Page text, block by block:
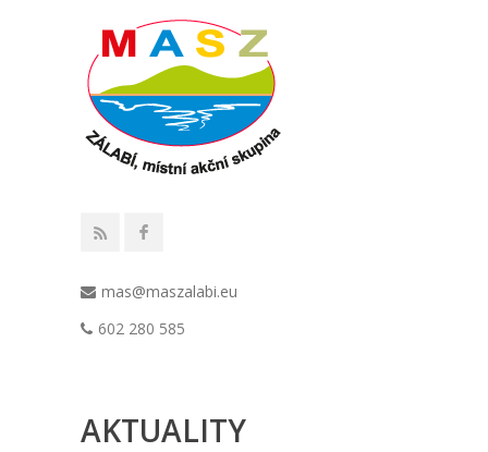
mas@maszalabi.eu
602 280 585
AKTUALITY